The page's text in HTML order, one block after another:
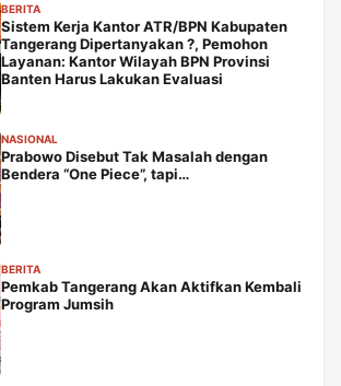
BERITA
Sistem Kerja Kantor ATR/BPN Kabupaten
Tangerang Dipertanyakan ?, Pemohon
Layanan: Kantor Wilayah BPN Provinsi
Banten Harus Lakukan Evaluasi
NASIONAL
Prabowo Disebut Tak Masalah dengan
Bendera “One Piece”, tapi…
BERITA
Pemkab Tangerang Akan Aktifkan Kembali
Program Jumsih